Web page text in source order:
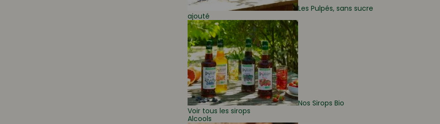
Les Pulpés, sans sucre
ajouté
Nos Sirops Bio
Voir tous les sirops
Alcools